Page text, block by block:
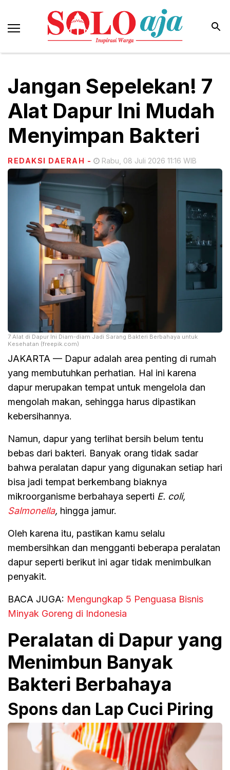
Jangan Sepelekan! 7
Alat Dapur Ini Mudah
Menyimpan Bakteri
REDAKSI DAERAH - Rabu, 08 Juli 2026 11:16 WIB
7 Alat di Dapur Ini Diam-diam Jadi Sarang Bakteri Berbahaya untuk
Kesehatan (freepik.com)
JAKARTA — Dapur adalah area penting di rumah
yang membutuhkan perhatian. Hal ini karena
dapur merupakan tempat untuk mengelola dan
mengolah makan, sehingga harus dipastikan
kebersihannya.
Namun, dapur yang terlihat bersih belum tentu
bebas dari bakteri. Banyak orang tidak sadar
bahwa peralatan dapur yang digunakan setiap hari
bisa jadi tempat berkembang biaknya
mikroorganisme berbahaya seperti E. coli,
Salmonella, hingga jamur.
Oleh karena itu, pastikan kamu selalu
membersihkan dan mengganti beberapa peralatan
dapur seperti berikut ini agar tidak menimbulkan
penyakit.
BACA JUGA: Mengungkap 5 Penguasa Bisnis
Minyak Goreng di Indonesia
Peralatan di Dapur yang
Menimbun Banyak
Bakteri Berbahaya
Spons dan Lap Cuci Piring